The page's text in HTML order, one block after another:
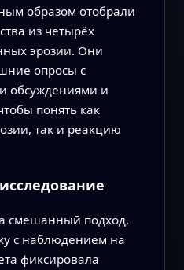
образом отобрали
из четырёх
эрозии. Они
опросы с
обсуждениями и
понять как
так и реакцию
смешанный подход,
с наблюдением на
фиксировала